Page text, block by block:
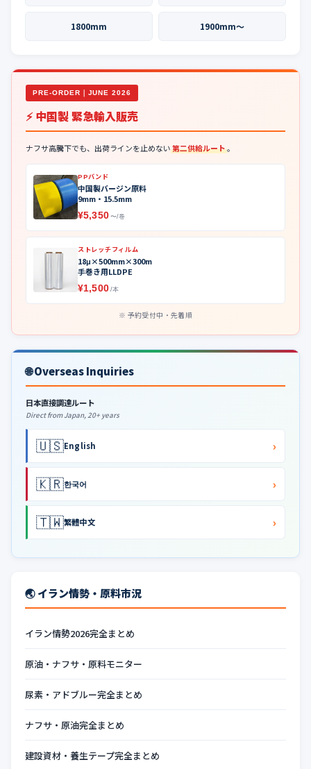
1800mm 1900mm〜
PRE-ORDER｜JUNE 2026
⚡ 中国製 緊急輸入販売
ナフサ高騰下でも、出荷ラインを止めない第二供給ルート。
PPバンド
中国製バージン原料
9mm・15.5mm
¥5,350 〜/巻
ストレッチフィルム
18μ×500mm×300m
手巻き用LLDPE
¥1,500 /本
予約受付中・先着順
🌐 Overseas Inquiries
日本直接調達ルート
Direct from Japan, 20+ years
🇺🇸English ›
🇰🇷한국어 ›
🇹🇼繁體中文 ›
🌏 イラン情勢・原料市況
イラン情勢2026完全まとめ
原油・ナフサ・原料モニター
尿素・アドブルー完全まとめ
ナフサ・原油完全まとめ
建設資材・養生テープ完全まとめ